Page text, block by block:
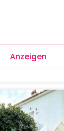
Anzeigen